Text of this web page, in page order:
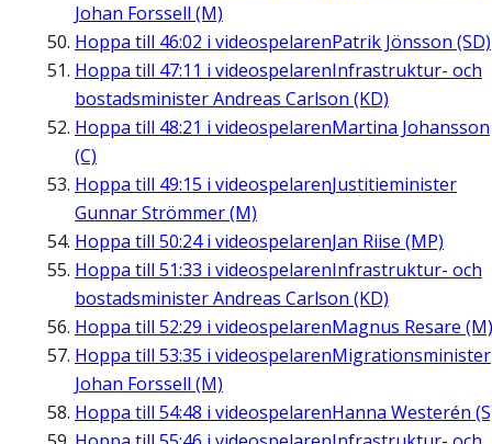
Johan Forssell (M)
Hoppa till 46:02 i videospelarenPatrik Jönsson (SD)
Hoppa till 47:11 i videospelarenInfrastruktur- och
bostadsminister Andreas Carlson (KD)
Hoppa till 48:21 i videospelarenMartina Johansson
(C)
Hoppa till 49:15 i videospelarenJustitieminister
Gunnar Strömmer (M)
Hoppa till 50:24i videospelarenJan Riise (MP)
Hoppa till 51:33 i videospelarenInfrastruktur- och
bostadsminister Andreas Carlson (KD)
Hoppa till 52:29 i videospelarenMagnus Resare (M)
Hoppa till 53:35 i videospelarenMigrationsminister
Johan Forssell (M)
Hoppa till 54:48 i videospelarenHanna Westerén